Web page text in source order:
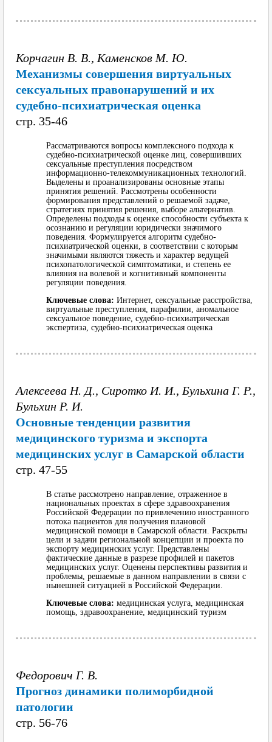
Корчагин В. В., Каменсков М. Ю.
Механизмы совершения виртуальных
сексуальных правонарушений и их
судебно-психиатрическая оценка
cтр. 35-46
Рассматриваются вопросы комплексного подхода к
судебно-психиатрической оценке лиц, совершивших
сексуальные преступления посредством
информационно-телекоммуникационных технологий.
Выделены и проанализированы основные этапы
принятия решений. Рассмотрены особенности
формирования представлений о решаемой задаче,
стратегиях принятия решения, выборе альтернатив.
Определены подходы к оценке способности субъекта к
осознанию и регуляции юридически значимого
поведения. Формулируется алгоритм судебно-
психиатрической оценки, в соответствии с которым
значимыми являются тяжесть и характер ведущей
психопатологической симптоматики, и степень ее
влияния на волевой и когнитивный компоненты
регуляции поведения.
Ключевые слова: Интернет, сексуальные расстройства,
виртуальные преступления, парафилии, аномальное
сексуальное поведение, судебно-психиатрическая
экспертиза, судебно-психиатрическая оценка
Алексеева Н. Д., Сиротко И. И., Бульхина Г. Р.,
Бульхин Р. И.
Основные тенденции развития
медицинского туризма и экспорта
медицинских услуг в Самарской области
cтр. 47-55
В статье рассмотрено направление, отраженное в
национальных проектах в сфере здравоохранения
Российской Федерации по привлечению иностранного
потока пациентов для получения плановой
медицинской помощи в Самарской области. Раскрыты
цели и задачи региональной концепции и проекта по
экспорту медицинских услуг. Представлены
фактические данные в разрезе профилей и пакетов
медицинских услуг. Оценены перспективы развития и
проблемы, решаемые в данном направлении в связи с
нынешней ситуацией в Российской Федерации.
Ключевые слова: медицинская услуга, медицинская
помощь, здравоохранение, медицинский туризм
Федорович Г. В.
Прогноз динамики полиморбидной
патологии
cтр. 56-76